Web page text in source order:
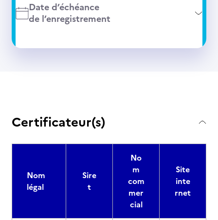
Date d’échéance
de l’enregistrement
Certificateur(s)
Nom
légal
Sire
t
No
m
com
mer
cial
Site
inte
rnet